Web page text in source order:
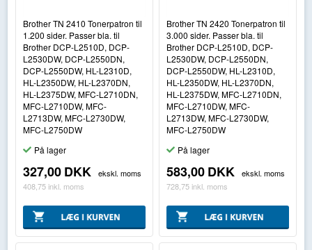
Brother TN 2410 Tonerpatron til
1.200 sider. Passer bla. til
Brother DCP-L2510D, DCP-
L2530DW, DCP-L2550DN,
DCP-L2550DW, HL-L2310D,
HL-L2350DW, HL-L2370DN,
HL-L2375DW, MFC-L2710DN,
MFC-L2710DW, MFC-
L2713DW, MFC-L2730DW,
MFC-L2750DW
På lager
327,00DKK
ekskl. moms
408,75 inkl. moms
Brother TN 2420 Tonerpatron til
3.000 sider. Passer bla. til
Brother DCP-L2510D, DCP-
L2530DW, DCP-L2550DN,
DCP-L2550DW, HL-L2310D,
HL-L2350DW, HL-L2370DN,
HL-L2375DW, MFC-L2710DN,
MFC-L2710DW, MFC-
L2713DW, MFC-L2730DW,
MFC-L2750DW
På lager
583,00DKK
ekskl. moms
728,75 inkl. moms